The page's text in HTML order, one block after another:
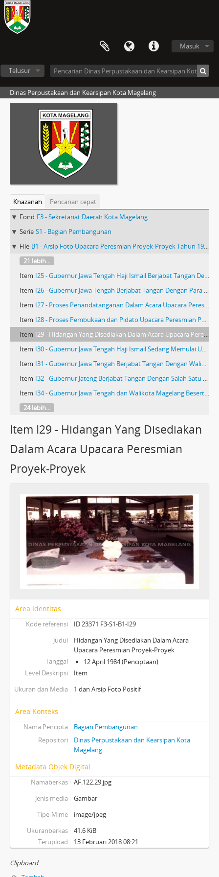
Masuk
Telusur
Dinas Perpustakaan dan Kearsipan Kota Magelang
Khazanah
Pencarian cepat
Fond F3 - Sekretariat Daerah Kota Magelang
Serie S1 - Bagian Pembangunan
File B1 - Arsip Foto Upacara Peresmian Proyek-Proyek Tahun 1993-1994
21 lebih...
Item I25 - Gubernur Jawa Tengah Haji Ismail Berjabat Tangan Dengan Walikota Magelang Bagus Panuntun
Item I26 - Gubernur Jawa Tengah Berjabat Tangan Dengan Para Pejabat
Item I27 - Proses Penandatanganan Dalam Acara Upacara Peresmian Proyek-Proyek Oleh Gubernur Jawa Tengah Haji Ismail
Item I28 - Proses Pembukaan dan Pidato Upacara Peresmian Pyoyek-Proyek Oleh Gubernur Jawa Tengah Haji Ismail
Item I29 - Hidangan Yang Disediakan Dalam Acara Upacara Peresmian Proyek-Proyek
Item I30 - Gubernur Jawa Tengah Haji Ismail Sedang Memulai Upacara Peresmian Proyek-Proyek
Item I31 - Gubernur Jawa Tengah Berjabat Tangan Dengan Walikota Magelang Beserta Pejabat Lain
Item I32 - Gubernur Jateng Berjabat Tangan Dengan Salah Satu Pejabat
Item I34 - Gubernur Jawa Tengah dan Walikota Magelang Beserta Pejabat Sedang Melakukan Doa
24 lebih...
Item I29 - Hidangan Yang Disediakan
Dalam Acara Upacara Peresmian
Proyek-Proyek
Area Identitas
Kode referensi
ID 23371 F3-S1-B1-I29
Judul
Hidangan Yang Disediakan Dalam Acara
Upacara Peresmian Proyek-Proyek
Tanggal
12 April 1984 (Penciptaan)
Level Deskripsi
Item
Ukuran dan Media
1 dan Arsip Foto Positif
Area Konteks
Nama Pencipta
Bagian Pembangunan
Repositori
Dinas Perpustakaan dan Kearsipan Kota
Magelang
Metadata Objek Digital
Namaberkas
AF.122.29.jpg
Jenis media
Gambar
Tipe-Mime
image/jpeg
Ukuranberkas
41.6 KiB
Terupload
13 Februari 2018 08:21
Clipboard